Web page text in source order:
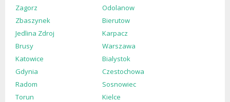
Zagorz
Odolanow
Zbaszynek
Bierutow
Jedlina Zdroj
Karpacz
Brusy
Warszawa
Katowice
Bialystok
Gdynia
Czestochowa
Radom
Sosnowiec
Torun
Kielce